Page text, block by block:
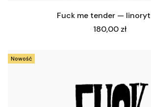
Fuck me tender —
Cena
180,00 zł
Nowość